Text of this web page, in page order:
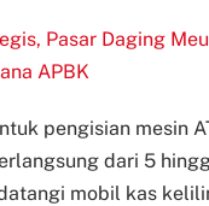
Pasar Daging
APBK
pengisian mesin
dari 5
mobil kas